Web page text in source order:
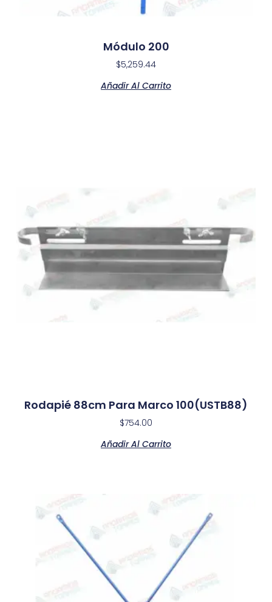
Módulo 200
$5,259.44
Añadir Al Carrito
Rodapié 88cm Para Marco 100(USTB88)
$754.00
Añadir Al Carrito